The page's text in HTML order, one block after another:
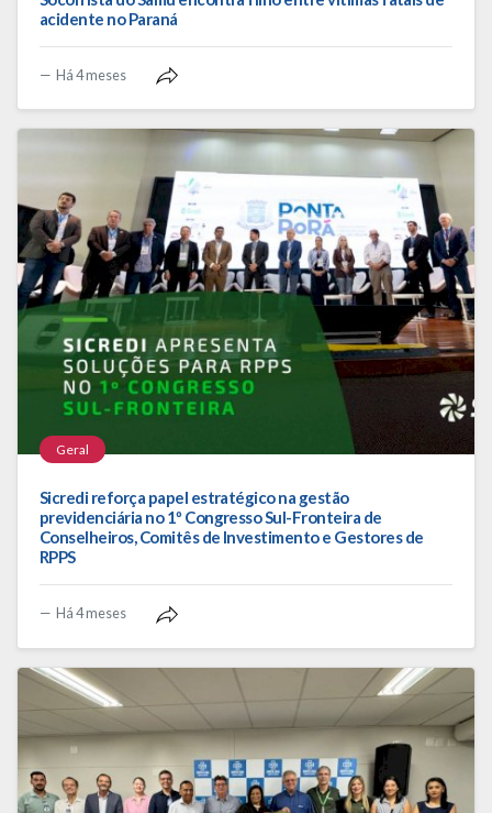
acidente no Paraná
Há 4 meses
Geral
Sicredi reforça papel estratégico na gestão
previdenciária no 1º Congresso Sul-Fronteira de
Conselheiros, Comitês de Investimento e Gestores de
RPPS
Há 4 meses